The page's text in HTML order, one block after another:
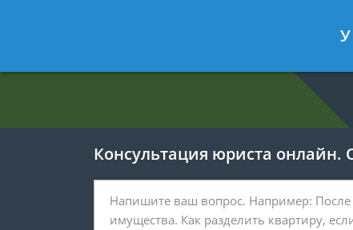
- Юрист по
Консультация юриста онлайн.